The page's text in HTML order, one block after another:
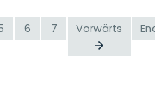
6 7 Vorwärts